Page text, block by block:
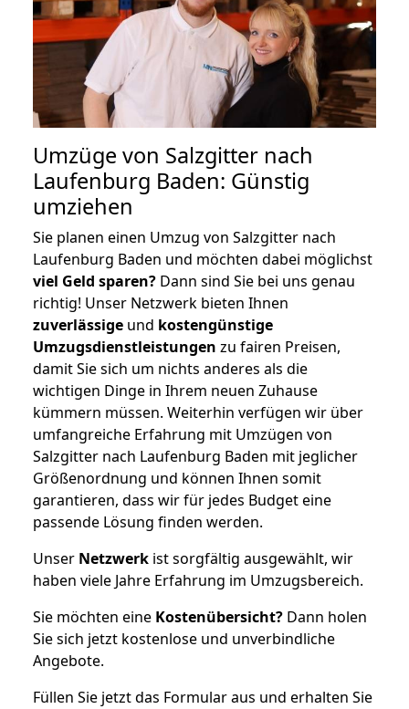
Umzüge von Salzgitter nach
Laufenburg Baden: Günstig
umziehen
Sie planen einen Umzug von Salzgitter nach
Laufenburg Baden und möchten dabei möglichst
viel Geld sparen? Dann sind Sie bei uns genau
richtig! Unser Netzwerk bieten Ihnen
zuverlässige und kostengünstige
Umzugsdienstleistungen zu fairen Preisen,
damit Sie sich um nichts anderes als die
wichtigen Dinge in Ihrem neuen Zuhause
kümmern müssen. Weiterhin verfügen wir über
umfangreiche Erfahrung mit Umzügen von
Salzgitter nach Laufenburg Baden mit jeglicher
Größenordnung und können Ihnen somit
garantieren, dass wir für jedes Budget eine
passende Lösung finden werden.
Unser Netzwerk ist sorgfältig ausgewählt, wir
haben viele Jahre Erfahrung im Umzugsbereich.
Sie möchten eine Kostenübersicht? Dann holen
Sie sich jetzt kostenlose und unverbindliche
Angebote.
Füllen Sie jetzt das Formular aus und erhalten Sie